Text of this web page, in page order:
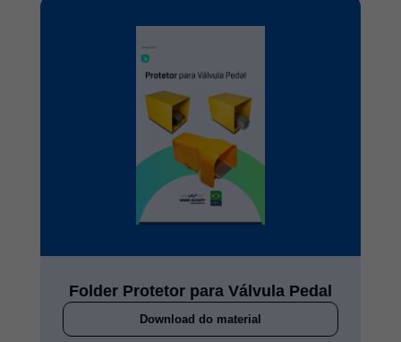
Folder Protetor para Válvula Pedal
Download do material